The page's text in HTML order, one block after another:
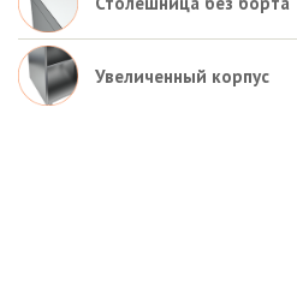
Увеличенный корпус